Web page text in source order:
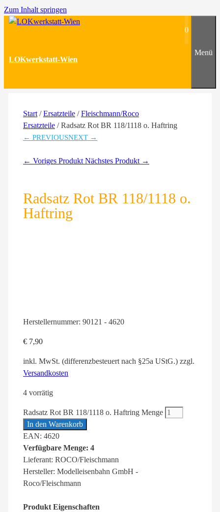
Zum Inhalt springen
LOKwerkstatt-Wien
0
Menü
Start /Ersatzteile /Fleischmann/Roco
Ersatzteile / Radsatz Rot BR 118/1118 o. Haftring
← PREVIOUSNEXT →
← Voriges Produkt Nächstes Produkt →
Radsatz Rot BR 118/1118 o.
Haftring
Herstellernummer: 90121 - 4620
€ 7,90
inkl. MwSt. (differenzbesteuert nach §25a UStG.) zzgl.
Versandkosten
4 vorrätig
Radsatz Rot BR 118/1118 o. Haftring Menge
In den Warenkorb
EAN: 4620
Verfügbare Menge: 4
Lieferant: ROCO/Fleischmann
Hersteller: Modelleisenbahn GmbH -
Roco/Fleischmann
Produkt Eigenschaften